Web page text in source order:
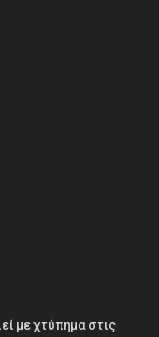
με χτύπημα στις